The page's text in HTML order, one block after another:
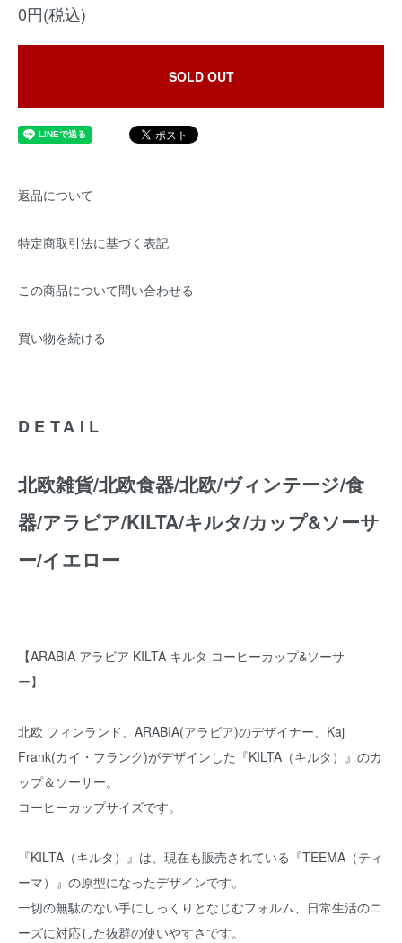
0円(税込)
SOLD OUT
返品について
特定商取引法に基づく表記
この商品について問い合わせる
買い物を続ける
DETAIL
北欧雑貨/北欧食器/北欧/ヴィンテージ/食
器/アラビア/KILTA/キルタ/カップ&ソーサ
ー/イエロー
【ARABIA アラビア KILTA キルタ コーヒーカップ&ソーサ
ー】
北欧 フィンランド、ARABIA(アラビア)のデザイナー、Kaj
Frank(カイ・フランク)がデザインした『KILTA（キルタ）』のカ
ップ＆ソーサー。
コーヒーカップサイズです。
『KILTA（キルタ）』は、現在も販売されている『TEEMA（ティ
ーマ）』の原型になったデザインです。
一切の無駄のない手にしっくりとなじむフォルム、日常生活のニ
ーズに対応した抜群の使いやすさです。